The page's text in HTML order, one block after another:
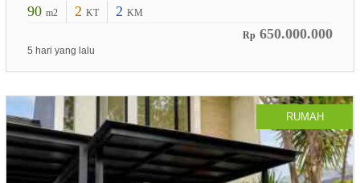
90 m2 2 KT 2 KM
Rp 650.000.000
5 hari yang lalu
RUMAH